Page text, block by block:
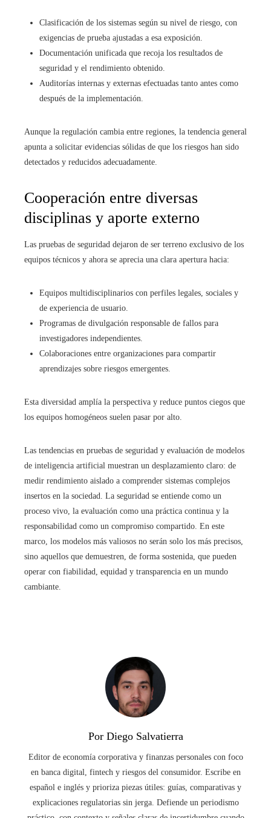
Clasificación de los sistemas según su nivel de riesgo, con
exigencias de prueba ajustadas a esa exposición.
Documentación unificada que recoja los resultados de
seguridad y el rendimiento obtenido.
Auditorías internas y externas efectuadas tanto antes como
después de la implementación.
Aunque la regulación cambia entre regiones, la tendencia general
apunta a solicitar evidencias sólidas de que los riesgos han sido
detectados y reducidos adecuadamente.
Cooperación entre diversas
disciplinas y aporte externo
Las pruebas de seguridad dejaron de ser terreno exclusivo de los
equipos técnicos y ahora se aprecia una clara apertura hacia:
Equipos multidisciplinarios con perfiles legales, sociales y
de experiencia de usuario.
Programas de divulgación responsable de fallos para
investigadores independientes.
Colaboraciones entre organizaciones para compartir
aprendizajes sobre riesgos emergentes.
Esta diversidad amplía la perspectiva y reduce puntos ciegos que
los equipos homogéneos suelen pasar por alto.
Las tendencias en pruebas de seguridad y evaluación de modelos
de inteligencia artificial muestran un desplazamiento claro: de
medir rendimiento aislado a comprender sistemas complejos
insertos en la sociedad. La seguridad se entiende como un
proceso vivo, la evaluación como una práctica continua y la
responsabilidad como un compromiso compartido. En este
marco, los modelos más valiosos no serán solo los más precisos,
sino aquellos que demuestren, de forma sostenida, que pueden
operar con fiabilidad, equidad y transparencia en un mundo
cambiante.
Por Diego Salvatierra
Editor de economía corporativa y finanzas personales con foco
en banca digital, fintech y riesgos del consumidor. Escribe en
español e inglés y prioriza piezas útiles: guías, comparativas y
explicaciones regulatorias sin jerga. Defiende un periodismo